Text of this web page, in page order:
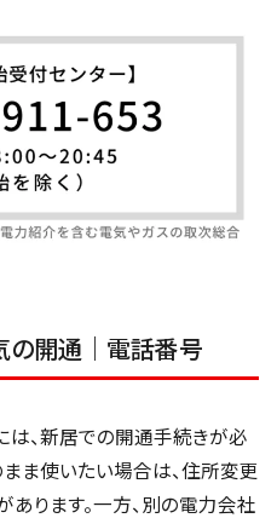
の開通｜電話番号
、新居での開通手続きが必
ま使いたい場合は、住所変更
ります。一方、別の電力会社